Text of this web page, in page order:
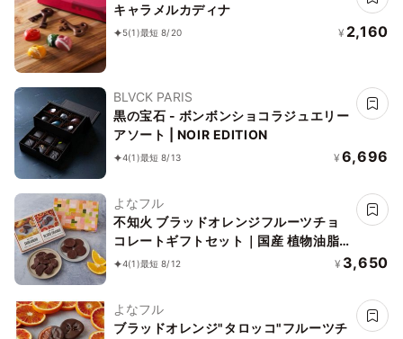
キャラメルカディナ
5(1)最短 8/20 ¥ 2,160
BLVCK PARIS
黒の宝石 - ボンボンショコラジュエリー
アソート | NOIR EDITION
4(1)最短 8/13 ¥ 6,696
よなフル
不知火 ブラッドオレンジフルーツチョ
コレートギフトセット｜国産 植物油脂
不使用カカオ60％ダークチョコレート
4(1)最短 8/12 ¥ 3,650
よなフル
ブラッドオレンジ"タロッコ"フルーツチ